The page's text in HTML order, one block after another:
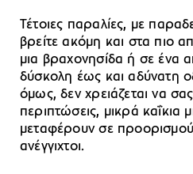
Τέτοιες παραλίες, με
βρείτε ακόμη και στα πιο
μια βραχονησίδα ή σε ένα
δύσκολη έως και αδύνατη
όμως, δεν χρειάζεται να
περιπτώσεις, μικρά καΐκια
μεταφέρουν σε
ανέγγιχτοι.